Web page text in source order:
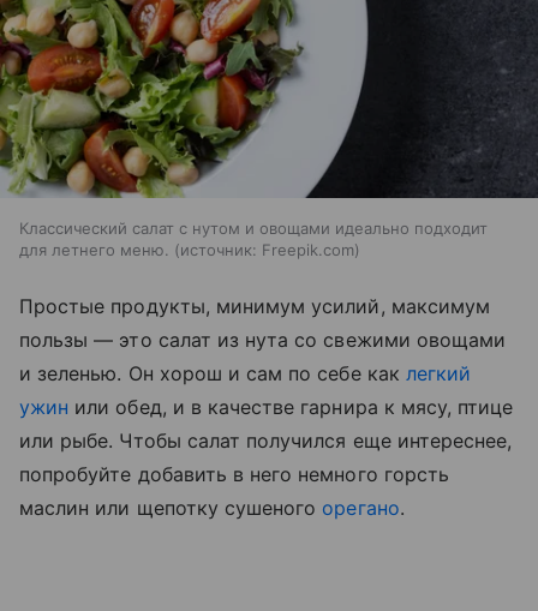
Классический салат с нутом и овощами идеально подходит
для летнего меню.
источник: Freepik.com
Простые продукты, минимум усилий, максимум
пользы — это салат из нута со свежими овощами
и зеленью. Он хорош и сам по себе как легкий
ужин или обед, и в качестве гарнира к мясу, птице
или рыбе. Чтобы салат получился еще интереснее,
попробуйте добавить в него немного горсть
маслин или щепотку сушеного орегано.